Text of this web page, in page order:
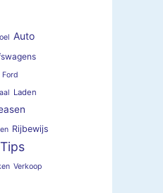
Auto
Ford
Laden
Rijbewijs
Tips
Verkoop